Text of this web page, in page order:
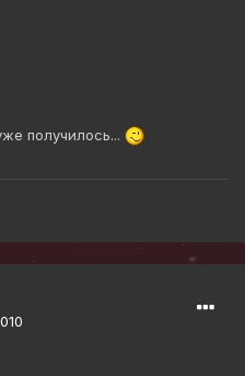
получилось...